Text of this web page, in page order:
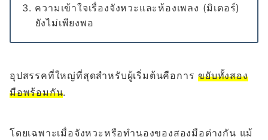
ความเข้าใจเรื่องจังหวะและห้องเพลง (มิเตอร์)
ยังไม่เพียงพอ
อุปสรรคที่ใหญ่ที่สุดสำหรับผู้เริ่มต้นคือการขยับทั้งสอง
มือพร้อมกัน.
โดยเฉพาะเมื่อจังหวะหรือทำนองของสองมือต่างกัน แม้